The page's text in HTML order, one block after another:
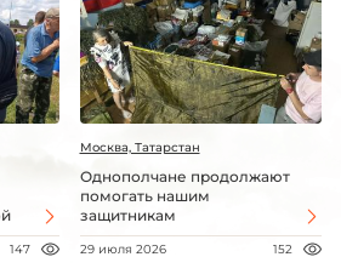
147
Москва, Татарстан
Однополчане продолжают
помогать нашим
защитникам
29 июля 2026 152